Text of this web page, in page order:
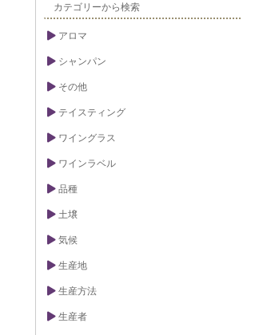
カテゴリーから検索
アロマ
シャンパン
その他
テイスティング
ワイングラス
ワインラベル
品種
土壌
気候
生産地
生産方法
生産者